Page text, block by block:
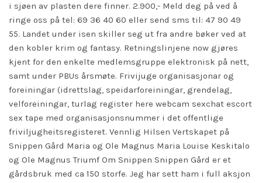
i sjøen av plasten dere finner. 2.900,- Meld deg på ved å
ringe oss på tel: 69 36 40 60 eller send sms til: 47 90 49
55. Landet under isen skiller seg ut fra andre bøker ved at
den kobler krim og fantasy. Retningslinjene now gjøres
kjent for den enkelte medlemsgruppe elektronisk på nett,
samt under PBUs årsmøte. Frivijuge organisasjonar og
foreiningar (idrettslag, speidarforeiningar, grendelag,
velforeiningar, turlag register here webcam sexchat escort
sex tape med organisasjonsnummer i det offentlige
friviljugheitsregisteret. Vennlig Hilsen Vertskapet på
Snippen Gård Maria og Ole Magnus Maria Louise Keskitalo
og Ole Magnus Triumf Om Snippen Snippen Gård er et
gårdsbruk med ca 150 storfe. Jeg har sett ham i full aksjon